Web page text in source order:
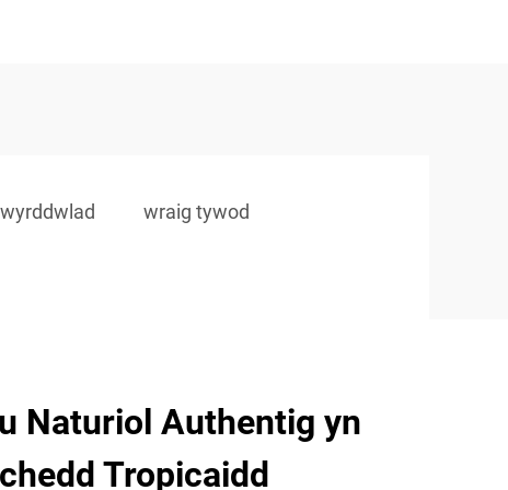
wraig tywod
Naturiol Authentig yn
Tropicaidd